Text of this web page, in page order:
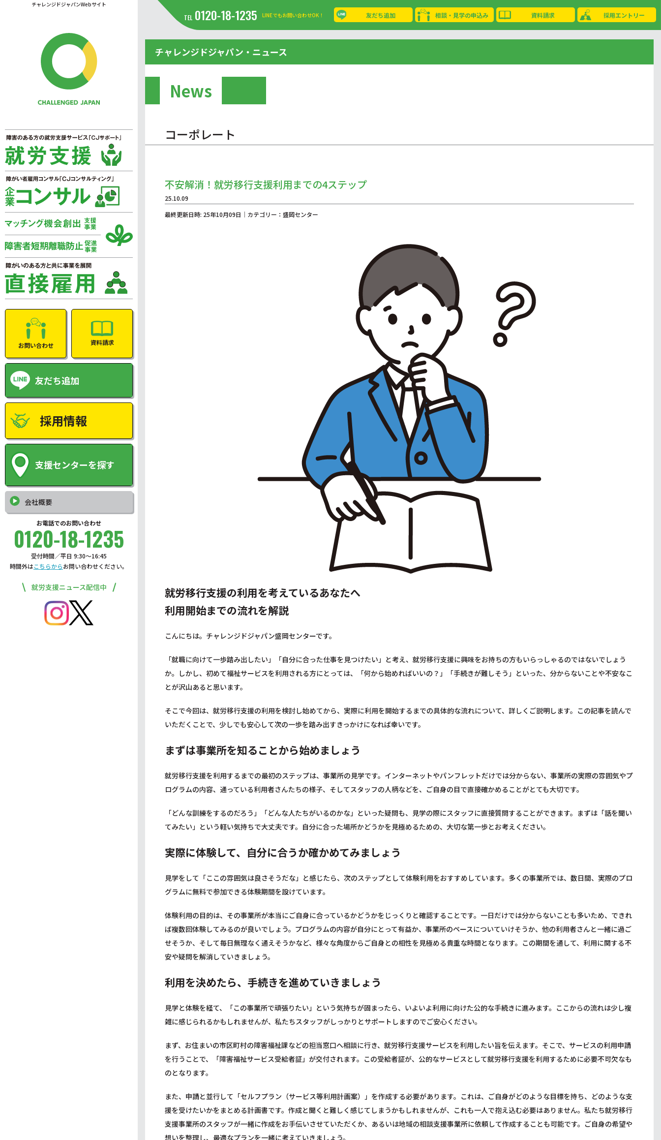
チャレンジドジャパンWebサイト
お問い合わせ 資料請求
友だち追加
採用情報
支援センターを探す
会社概要
お電話でのお問い合わせ
0120-18-1235
受付時間／平日 9:30〜16:45
時間外はこちらからお問い合わせください。
就労支援ニュース配信中
TEL 0120-18-1235 LINEでもお問い合わせOK！ 友だち追加 相談・見学の申込み 資料請求 採用エントリー
チャレンジドジャパン・ニュース
News
コーポレート
不安解消！就労移行支援利用までの4ステップ
25.10.09
最終更新日時: 25年10月09日｜カテゴリー：盛岡センター
就労移行支援の利用を考えているあなたへ
利用開始までの流れを解説
こんにちは。チャレンジドジャパン盛岡センターです。
「就職に向けて一歩踏み出したい」「自分に合った仕事を見つけたい」と考え、就労移行支援に興味をお持ちの方もいらっしゃるのではないでしょう
か。しかし、初めて福祉サービスを利用される方にとっては、「何から始めればいいの？」「手続きが難しそう」といった、分からないことや不安なこ
とが沢山あると思います。
そこで今回は、就労移行支援の利用を検討し始めてから、実際に利用を開始するまでの具体的な流れについて、詳しくご説明します。この記事を読んで
いただくことで、少しでも安心して次の一歩を踏み出すきっかけになれば幸いです。
まずは事業所を知ることから始めましょう
就労移行支援を利用するまでの最初のステップは、事業所の見学です。インターネットやパンフレットだけでは分からない、事業所の実際の雰囲気やプ
ログラムの内容、通っている利用者さんたちの様子、そしてスタッフの人柄などを、ご自身の目で直接確かめることがとても大切です。
「どんな訓練をするのだろう」「どんな人たちがいるのかな」といった疑問も、見学の際にスタッフに直接質問することができます。まずは「話を聞い
てみたい」という軽い気持ちで大丈夫です。自分に合った場所かどうかを見極めるための、大切な第一歩とお考えください。
実際に体験して、自分に合うか確かめてみましょう
見学をして「ここの雰囲気は良さそうだな」と感じたら、次のステップとして体験利用をおすすめしています。多くの事業所では、数日間、実際のプロ
グラムに無料で参加できる体験期間を設けています。
体験利用の目的は、その事業所が本当にご自身に合っているかどうかをじっくりと確認することです。一日だけでは分からないことも多いため、できれ
ば複数回体験してみるのが良いでしょう。プログラムの内容が自分にとって有益か、事業所のペースについていけそうか、他の利用者さんと一緒に過ご
せそうか、そして毎日無理なく通えそうかなど、様々な角度からご自身との相性を見極める貴重な時間となります。この期間を通して、利用に関する不
安や疑問を解消していきましょう。
利用を決めたら、手続きを進めていきましょう
見学と体験を経て、「この事業所で頑張りたい」という気持ちが固まったら、いよいよ利用に向けた公的な手続きに進みます。ここからの流れは少し複
雑に感じられるかもしれませんが、私たちスタッフがしっかりとサポートしますのでご安心ください。
まず、お住まいの市区町村の障害福祉課などの担当窓口へ相談に行き、就労移行支援サービスを利用したい旨を伝えます。そこで、サービスの利用申請
を行うことで、「障害福祉サービス受給者証」が交付されます。この受給者証が、公的なサービスとして就労移行支援を利用するために必要不可欠なも
のとなります。
また、申請と並行して「セルフプラン（サービス等利用計画案）」を作成する必要があります。これは、ご自身がどのような目標を持ち、どのような支
援を受けたいかをまとめる計画書です。作成と聞くと難しく感じてしまうかもしれませんが、これも一人で抱え込む必要はありません。私たち就労移行
支援事業所のスタッフが一緒に作成をお手伝いさせていただくか、あるいは地域の相談支援事業所に依頼して作成することも可能です。ご自身の希望や
想いを整理し、最適なプランを一緒に考えていきましょう。